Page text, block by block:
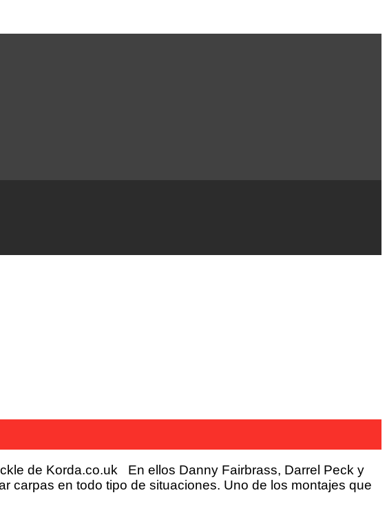
de Korda.co.uk En ellos Danny Fairbrass, Darrel Peck y
carpas en todo tipo de situaciones. Uno de los montajes que